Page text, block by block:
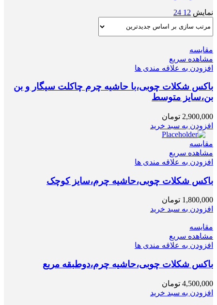
نمایش 12
24
مقایسه
مشاهده سریع
افزودن به علاقه مندی ها
باکس شکلات چوبی،با حاشیه چرم چاکلت سیگار و بن
بن،سایز متوسط
2,900,000 تومان
افزودن به سبد خرید
مقایسه
مشاهده سریع
افزودن به علاقه مندی ها
باکس شکلات چوبی،حاشیه چرم،سایز کوچک
1,800,000 تومان
افزودن به سبد خرید
مقایسه
مشاهده سریع
افزودن به علاقه مندی ها
باکس شکلات چوبی،حاشیه چرم،دوطبقه مربع
4,500,000 تومان
افزودن به سبد خرید